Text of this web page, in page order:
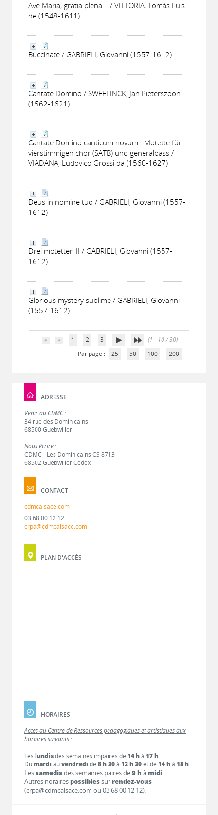
Ave Maria, gratia plena... / VITTORIA, Tomás Luis
de (1548-1611)
Buccinate / GABRIELI, Giovanni (1557-1612)
Cantate Domino / SWEELINCK, Jan Pieterszoon
(1562-1621)
Cantate Domino canticum novum : Motette für
vierstimmigen chor (SATB) und generalbass /
VIADANA, Ludovico Grossi da (1560-1627)
Deus in nomine tuo / GABRIELI, Giovanni (1557-
1612)
Drei motetten II / GABRIELI, Giovanni (1557-
1612)
Glorious mystery sublime / GABRIELI, Giovanni
(1557-1612)
1 2 3
(1 - 10 / 30)
Par page :
25 50 100 200
ADRESSE
Venir au CDMC :
34 rue des Dominicains
68500 Guebwiller
Nous écrire :
CDMC - Les Dominicains CS 8713
68502 Guebwiller Cedex
CONTACT
cdmcalsace.com
03 68 00 12 12
crpa@cdmcalsace.com
PLAN D'ACCÈS
HORAIRES
Accès au Centre de Ressources pédagogiques et artistiques aux
horaires suivants :
Les lundisdes semaines impaires de 14 hà 17 h.
Dumardi auvendredi de 8 h 30à 12 h 30et de 14 hà 18 h.
Lessamedisdes semaines paires de9 h à midi.
Autres horaires possiblessur rendez-vous
(crpa@cdmcalsace.com ou 03 68 00 12 12).